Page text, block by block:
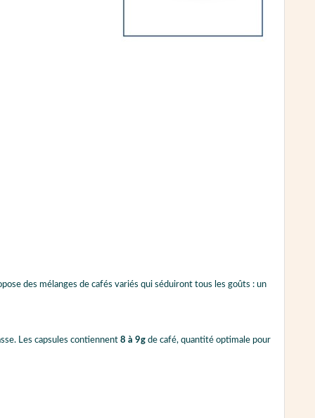
des mélanges de cafés variés qui séduiront tous les goûts : un
Les capsules contiennent 8 à 9g de café, quantité optimale pour